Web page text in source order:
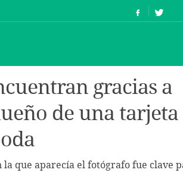
gracias a
de una
la que aparecía el fotógrafo fue clave